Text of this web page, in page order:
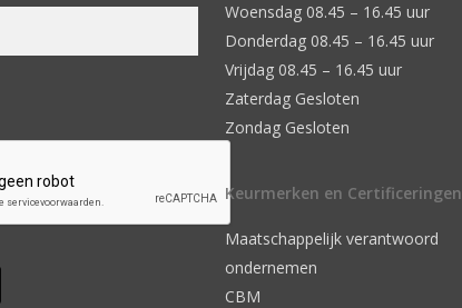
Woensdag 08.45 – 16.45 uur
Donderdag 08.45 – 16.45 uur
Vrijdag 08.45 – 16.45 uur
Zaterdag Gesloten
Zondag Gesloten
Keurmerken en Certificeringen
Maatschappelijk verantwoord
ondernemen
CBM